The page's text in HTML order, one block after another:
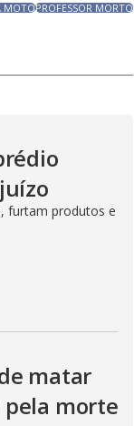
MOTOPROFESSOR MORTO
furtam produtos e
matar
morte